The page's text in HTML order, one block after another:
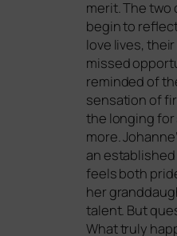
merit. The two
begin to
love lives,
missed
remin­ded of
sen­sa­ti­on of
the lon­ging
more.
an
feels both
her
talent. But
What tru­ly